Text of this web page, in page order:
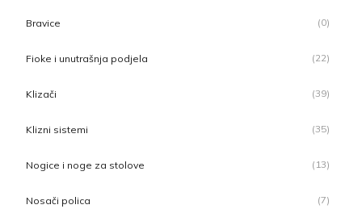
Bravice (0)
Fioke i unutrašnja podjela (22)
Klizači (39)
Klizni sistemi (35)
Nogice i noge za stolove (13)
Nosači polica (7)